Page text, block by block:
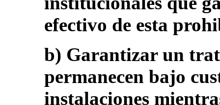
efectivo de esta
b) Garantizar un
permanecen bajo
instalaciones